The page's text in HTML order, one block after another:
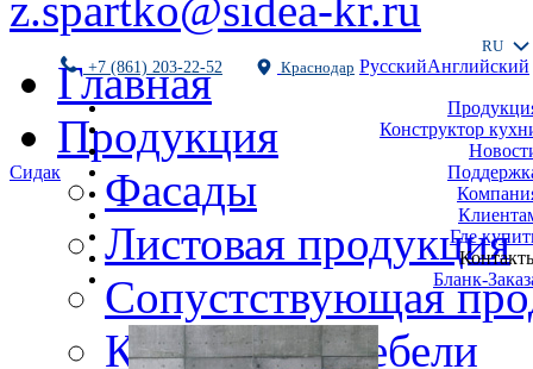
Сидак
+7 (861) 203-22-52 Краснодар
RU
РусскийАнглийский
Конструктор
Где
Бланк-
Главная
Продукция
Фасады
Листовая продукция
Сопустствующая
Комплекты мебели